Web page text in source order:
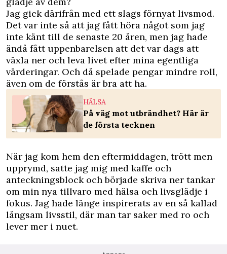
Jag gick därifrån med ett slags förnyat livsmod.
Det var inte så att jag fått höra något som jag
inte känt till de senaste 20 åren, men jag hade
ändå fått uppenbarelsen att det var dags att
växla ner och leva livet efter mina egentliga
värderingar. Och då spelade pengar mindre roll,
även om de förstås är bra att ha.
HÄLSA
På väg mot utbrändhet? Här är
de första tecknen
När jag kom hem den eftermiddagen, trött men
upprymd, satte jag mig med kaffe och
anteckningsblock och började skriva ner tankar
om min nya tillvaro med hälsa och livsglädje i
fokus. Jag hade länge inspirerats av en så kallad
långsam livsstil, där man tar saker med ro och
lever mer i nuet.